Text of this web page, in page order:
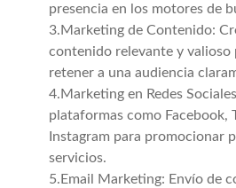
presencia en los motores de
3.Marketing de Contenido:
contenido relevante y valioso
retener a una audiencia
4.Marketing en Redes
plataformas como Facebook,
Instagram para promocionar
servicios.
5.Email Marketing: Envío de